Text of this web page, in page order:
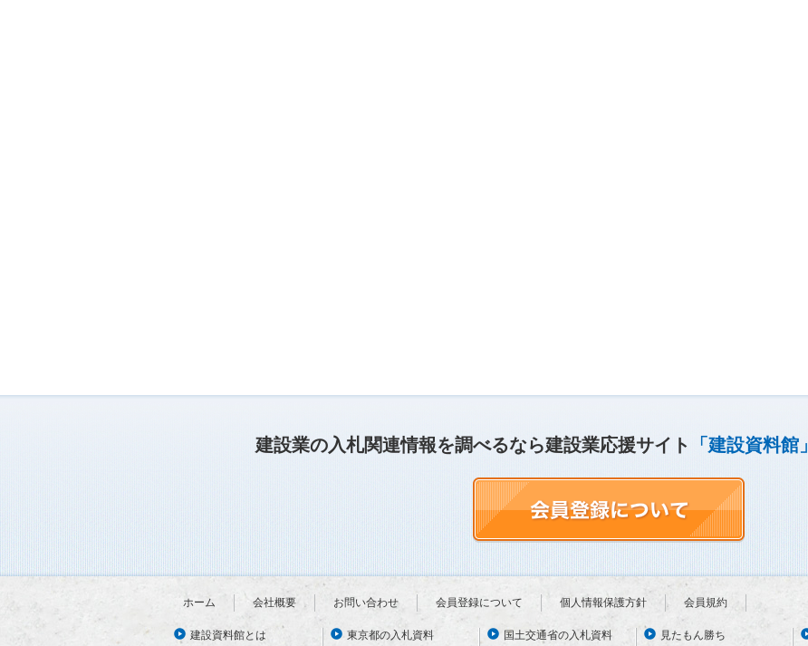
建設業の入札関連情報を調べるなら建設業応援サイト 「建設資料館」
ホーム 会社概要 お問い合わせ 会員登録について 個人情報保護方針 会員規約
建設資料館とは 東京都の入札資料 国土交通省の入札資料 見たもん勝ち